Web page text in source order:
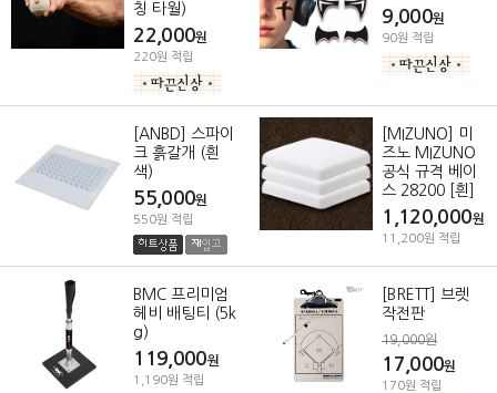
칭 타월)
22,000원
220원 적립
9,000원
90원 적립
[ANBD] 스파이
크 흙갈개 (흰
색)
55,000원
550원 적립
[MIZUNO] 미
즈노 MIZUNO
공식 규격 베이
스 28200 [흰]
1,120,000원
11,200원 적립
BMC 프리미엄
헤비 배팅티 (5k
g)
119,000원
1,190원 적립
[BRETT] 브렛
작전판
19,000원
17,000원
170원 적립